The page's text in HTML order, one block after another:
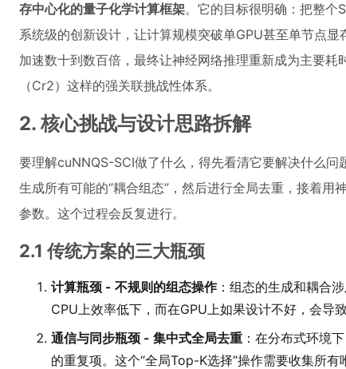
存中心化的量子化学计算框架。它的目标很明确：把整个
系统级的创新设计，让计算规模突破单GPU甚至单节点
加速数十到数百倍，最终让神经网络推理重新成为主要
（Cr2）这样的强关联挑战性体系。
2. 核心挑战与设计思路拆解
要理解cuNNQS-SCI做了什么，得先看清它要解决什么问
生成所有可能的“耦合组态”，然后进行全局去重，接着
参数。这个过程会反复进行。
2.1 传统方案的三大瓶颈
计算瓶颈 - 不规则的组态操作：组态的生成和耦合
CPU上效率低下，而在GPU上如果设计不好，会导
通信与同步瓶颈 - 集中式全局去重 ：在分布式环境
的重复项。这个“全局Top-K选择”操作需要收集所